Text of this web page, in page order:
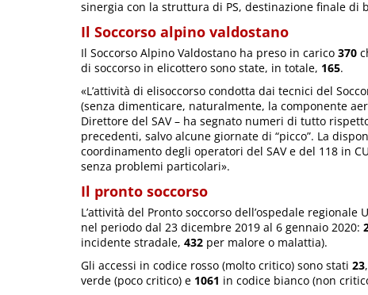
sinergia con la struttura di PS, destinazione finale di
Il Soccorso alpino valdostano
Il Soccorso Alpino Valdostano ha preso in carico 370
di soccorso in elicottero sono state, in totale, 165.
«L’attività di elisoccorso condotta dai tecnici del
(senza dimenticare, naturalmente, la componente
Direttore del SAV – ha segnato numeri di tutto
precedenti, salvo alcune giornate di “picco”. La
coordinamento degli operatori del SAV e del 118 in
senza problemi particolari».
Il pronto soccorso
L’attività del Pronto soccorso dell’ospedale
nel periodo dal 23 dicembre 2019 al 6 gennaio 2020:
incidente stradale, 432 per malore o malattia).
Gli accessi in codice rosso (molto critico) sono stati 23
verde (poco critico) e 1061 in codice bianco (non